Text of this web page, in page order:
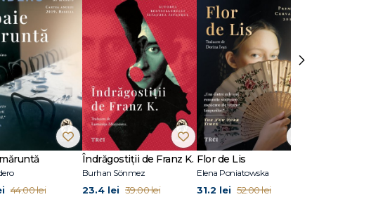
Împreună cu
Cry of
a publicat articole
(producătoarea
Jones, Garret
44.00 lei
Îndrăgostiții de Franz K.
Burhan Sönmez
23.4 lei 39.00 lei
Flor de Lis
Elena Poniatowska
31.2 lei 52.00 lei
›